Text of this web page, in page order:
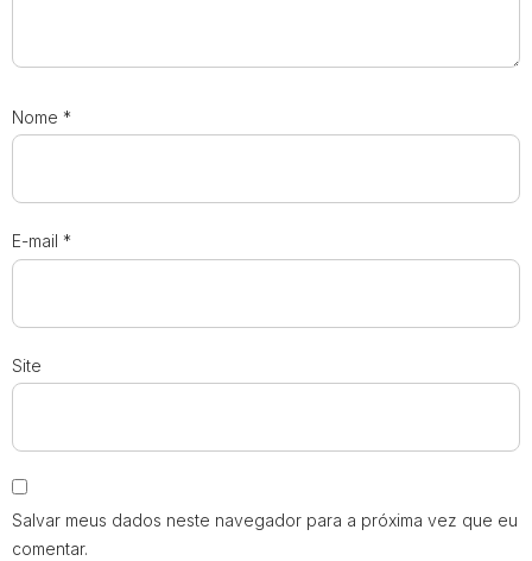
Nome *
E-mail *
Site
Salvar meus dados neste navegador para a próxima vez que eu
comentar.